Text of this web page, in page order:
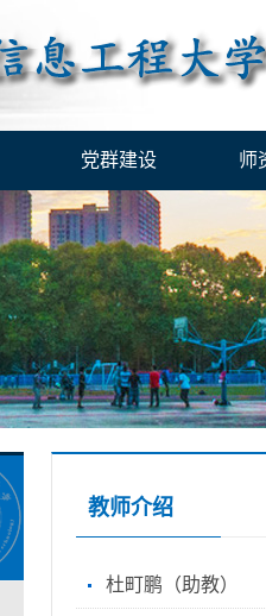
党群建设 师
教师介绍
杜町鹏（助教）